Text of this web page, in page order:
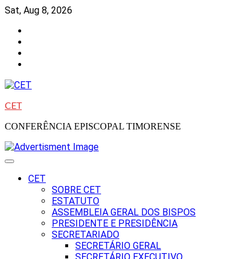
Skip
content
Sat, Aug 8, 2026
CET
CONFERÊNCIA EPISCOPAL TIMORENSE
CET
SOBRE CET
ESTATUTO
ASSEMBLEIA GERAL DOS BISPOS
PRESIDENTE E PRESIDÊNCIA
SECRETARIADO
SECRETÁRIO GERAL